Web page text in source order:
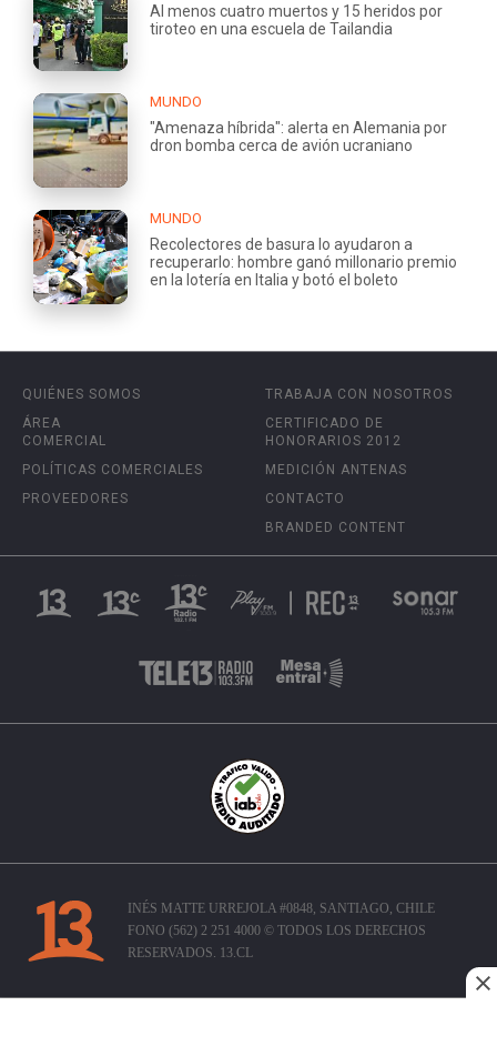
Al menos cuatro muertos y 15 heridos por
tiroteo en una escuela de Tailandia
MUNDO
"Amenaza híbrida": alerta en Alemania por
dron bomba cerca de avión ucraniano
MUNDO
Recolectores de basura lo ayudaron a
recuperarlo: hombre ganó millonario premio
en la lotería en Italia y botó el boleto
QUIÉNES SOMOS
ÁREA
COMERCIAL
POLÍTICAS COMERCIALES
PROVEEDORES
TRABAJA CON NOSOTROS
CERTIFICADO DE
HONORARIOS 2012
MEDICIÓN ANTENAS
CONTACTO
BRANDED CONTENT
INÉS MATTE URREJOLA #0848, SANTIAGO, CHILE
FONO (562) 2 251 4000 © TODOS LOS DERECHOS
RESERVADOS. 13.CL